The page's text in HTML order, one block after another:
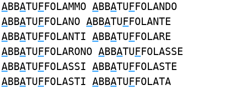
ABBATUFFOLAMMO ABBATUFFOLANDO
ABBATUFFOLANO ABBATUFFOLANTE
ABBATUFFOLANTI ABBATUFFOLARE
ABBATUFFOLARONO ABBATUFFOLASSE
ABBATUFFOLASSI ABBATUFFOLASTE
ABBATUFFOLASTI ABBATUFFOLATA